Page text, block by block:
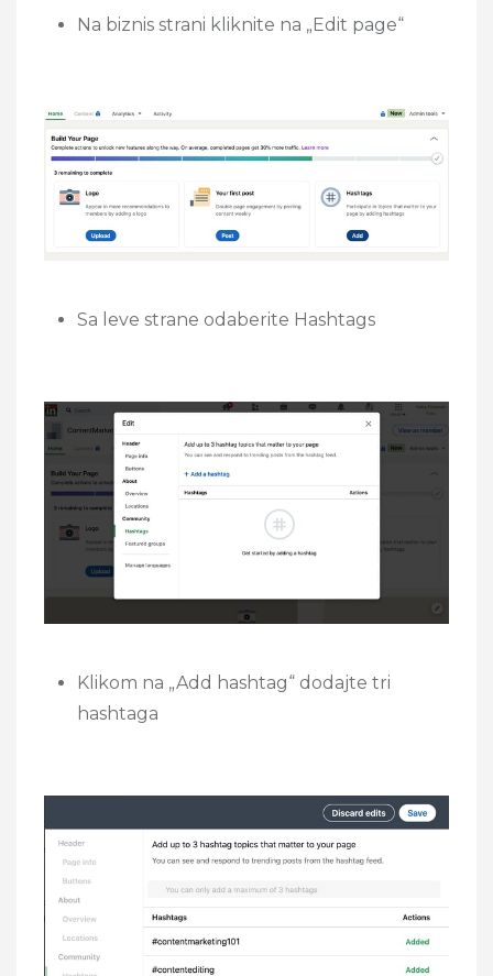
Na biznis strani kliknite na „Edit page“
Sa leve strane odaberite Hashtags
Klikom na „Add hashtag“ dodajte tri
hashtaga